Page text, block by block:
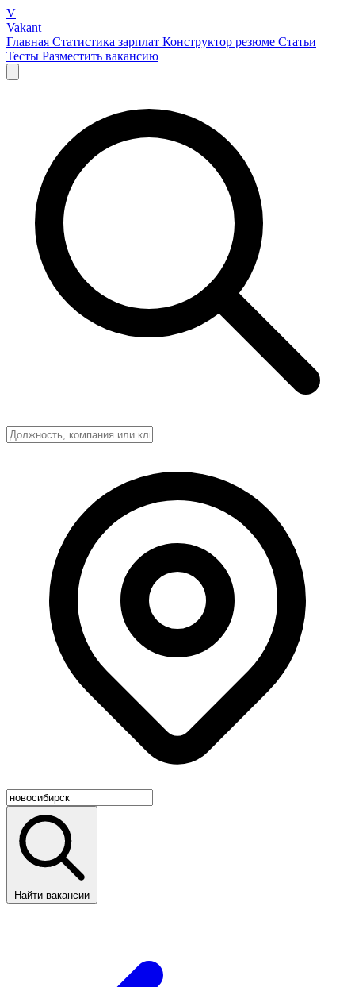
V
Vakant
Главная Статистика зарплат Конструктор резюме Статьи
Тесты Разместить вакансию
Найти вакансии